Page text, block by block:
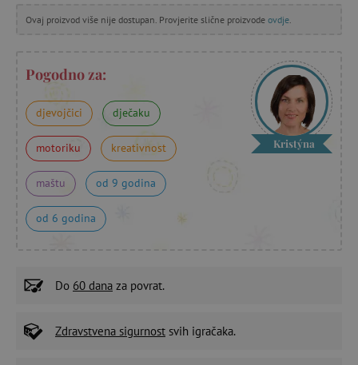
Ovaj proizvod više nije dostupan. Provjerite slične proizvode ovdje
Pogodno za:
djevojčici dječaku
motoriku kreativnost
maštu od 9 godina
od 6 godina
Kristýna
Do 60 dana za povrat.
Zdravstvena sigurnost svih igračaka.